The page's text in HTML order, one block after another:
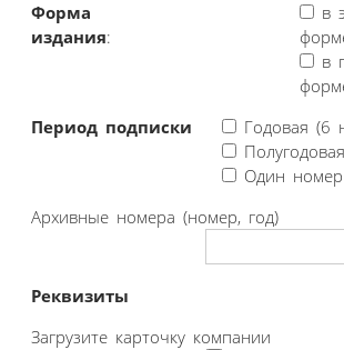
Форма
издания:
в
в
Период подписки
Годовая (6
Один номер
Архивные номера (номер, год)
Реквизиты
Загрузите карточку компании